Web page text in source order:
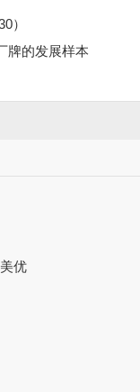
）
牌的发展样本
优